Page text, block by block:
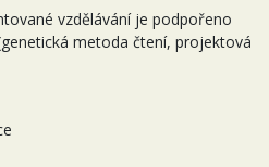
vzdělávání je podpořeno
metoda čtení, projektová